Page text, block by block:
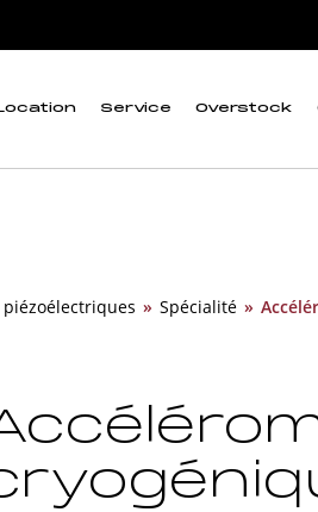
Service Overstock
» Spécialité »